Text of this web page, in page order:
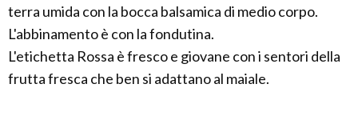
terra umida con la bocca balsamica di medio corpo.
L'abbinamento è con la fondutina.
L'etichetta Rossa è fresco e giovane con i sentori della
frutta fresca che ben si adattano al maiale.